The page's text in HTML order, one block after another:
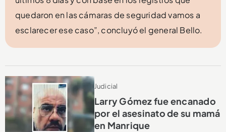
quedaron en las cámaras de seguridad vamos a
esclarecer ese caso”, concluyó el general Bello.
Judicial
Larry Gómez fue encanado
por el asesinato de su mamá
en Manrique